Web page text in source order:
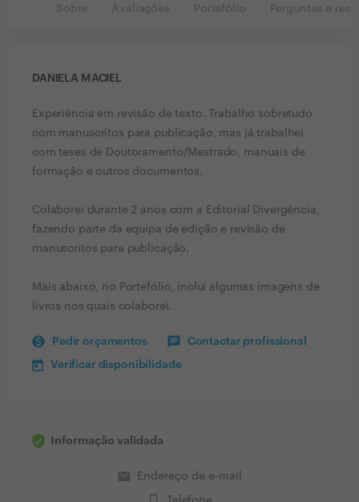
Sobre Avaliações Portefólio Perguntas e
DANIELA MACIEL
Experiência em revisão de texto. Trabalho sobretudo
com manuscritos para publicação, mas já trabalhei
com teses de Doutoramento/Mestrado, manuais de
formação e outros documentos.
Colaborei durante 2 anos com a Editorial Divergência,
fazendo parte da equipa de edição e revisão de
manuscritos para publicação.
Mais abaixo, no Portefólio, incluí algumas imagens de
livros nos quais colaborei.
Pedir orçamentos Contactar profissional
Verificar disponibilidade
Informação validada
email Endereço de e-mail